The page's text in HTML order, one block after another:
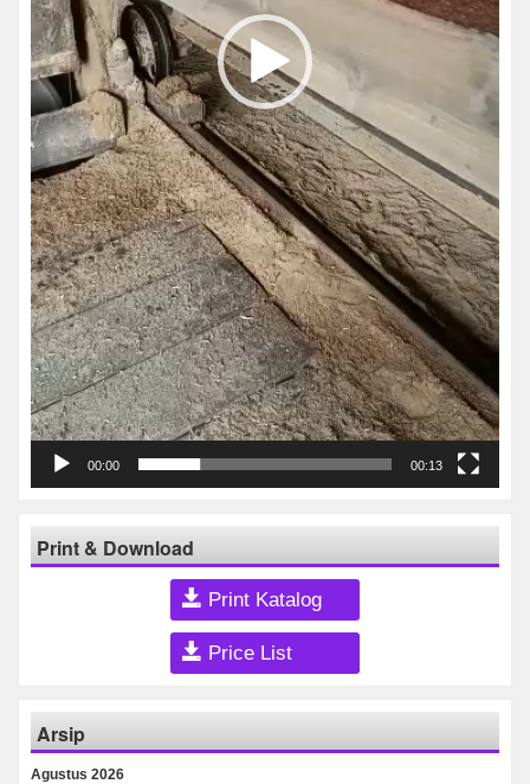
00:00 00:13
Print & Download
Print Katalog
Price List
Arsip
Agustus 2026